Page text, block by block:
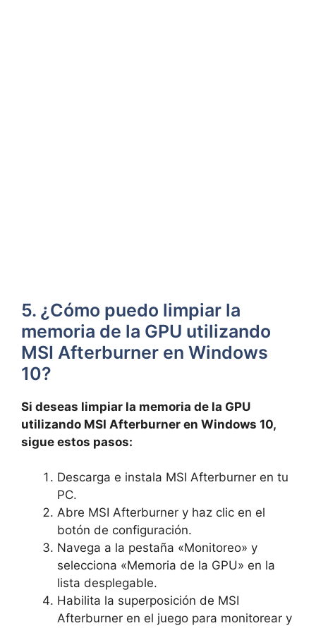
5. ¿Cómo puedo limpiar la
memoria de la GPU utilizando
MSI ⁣Afterburner ⁤en ⁣Windows
⁤10?
Si deseas⁤ limpiar la⁣ memoria ‍de la GPU
utilizando MSI Afterburner‌ en Windows ⁣10,⁢
sigue estos pasos:
Descarga e instala MSI Afterburner en tu
PC.
Abre ⁢MSI ‌Afterburner y haz clic en el
botón de configuración.
Navega ​a‍ la ⁣pestaña «Monitoreo» y
selecciona «Memoria‌ de la GPU» en la⁣
lista desplegable.
Habilita la ​superposición de​ MSI
Afterburner en ​el ⁣juego para monitorear y